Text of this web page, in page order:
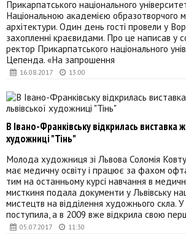
16.08.2017 13:00
Прикарпатського національного
Національною академією образотворчого
архітектури. Один день гості провели у
захопленні краєвидами. Про це написав у
ректор Прикарпатського національного
Цепенда. «На запрошення
05.07.2017 11:30
В Івано-Франківську відкрилась виставка
художниці "Тінь"
Молода художниця зі Львова Соломія
має медичну освіту і працює за фахом
тим на останньому курсі навчання в
мисткиня подала документи у Львівську
мистецтв на відділення художнього скла. У
поступила, а в 2009 вже відкрила свою